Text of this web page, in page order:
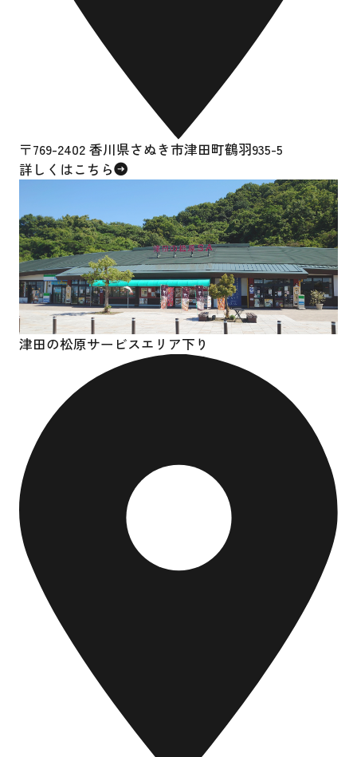
〒769-2402 香川県さぬき市津田町鶴羽935-5
詳しくはこちら
津田の松原サービスエリア下り